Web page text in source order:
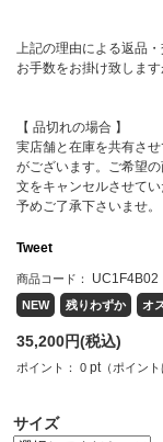
上記の理由による返品
お手数をお掛け致しま
【 品切れの場合 】
実店舗と在庫を共有さ
がございます。ご希望
文をキャンセルさせてい
予めご了承下さいませ。
Tweet
商品コード： UC1F4B02
NEW 残りわずか オ
35,200円(税込)
ポイント： 0 pt （ポイン
サイズ